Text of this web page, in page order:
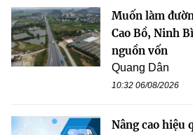
Muốn làm
Cao Bồ, Ninh
nguồn vốn
Quang Dân
10:32 06/08/2026
Nâng cao hiệu